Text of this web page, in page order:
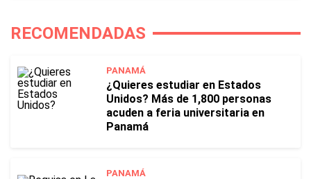
RECOMENDADAS
PANAMÁ
¿Quieres estudiar en Estados
Unidos? Más de 1,800 personas
acuden a feria universitaria en
Panamá
PANAMÁ